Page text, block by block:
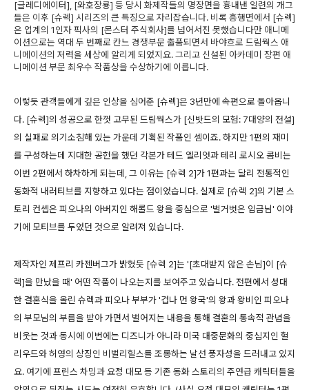
[글레디에이터], [와호장룡] 등 당시 화제작들의 명장면을 흉내낸 일련의 개그
들은 이후 [슈렉] 시리즈의 큰 특징으로 자리잡습니다. 비록 흥행면에서 [슈렉]
은 업계의 1인자 픽사의 [몬스터 주식회사]를 넘어서진 못했습니다만 애니메
이션으로는 역대 두 번째로 칸느 경쟁부문 출품되면서 바야흐로 드림웍스 애
니메이션의 저력을 세상에 알리게 되었지요. 그리고 신설된 아카데미 장편 애
니메이션 부문 최우수 작품상을 수상하기에 이릅니다.
이렇듯 관객들에게 깊은 인상을 심어준 [슈렉]은 3년만에 속편으로 돌아옵니
다. [슈렉]의 성공으로 한껏 고무된 드림웍스가 [신밧드의 모험: 7대양의 전설]
의 실패로 의기소침해 있는 가운데 기획된 작품인 셈이죠. 하지만 1편의 재미
를 구성하는데 지대한 공헌을 했던 각본가 테드 엘리엇과 테리 로시오 콤비는
이번 2편에서 하차하게 되는데, 그 이유는 [슈렉 2]가 1편과는 달리 전통적인
동화적 내러티브를 지향하고 있다는 점이었습니다. 실제로 [슈렉 2]의 기본 스
토리 컨셉은 피오나의 아버지인 해롤드 왕을 중심으로 '벌거벗은 임금님' 이야
기에 모티브를 두었던 것으로 알려져 있습니다.
제작자인 제프리 카젠버그가 밝혔듯 [슈렉 2]는 '[초대받지 않은 손님]이 [슈
렉]을 만났을 때' 어떤 작품이 나오는지를 보여주고 있습니다. 전편에서 성대
한 결혼식을 올린 슈렉과 피오나 부부가 '겁나 먼 왕국'의 왕과 왕비인 피오나
의 부모님의 부름을 받아 가면서 벌어지는 내용을 통해 결혼의 통속적 관념을
비웃는 것과 동시에 이번에는 디즈니가 아니라 미국 대중문화의 중심지인 헐
리우드와 허영의 상징인 비벌리힐스를 조롱하는 날선 풍자성을 드러내고 있지
요. 여기에 프린스 차밍과 요정 대모 등 기존 동화 스토리의 주연급 캐릭터들을